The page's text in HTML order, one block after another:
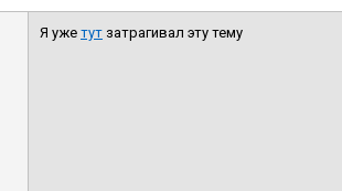
Я уже тут затрагивал эту тему